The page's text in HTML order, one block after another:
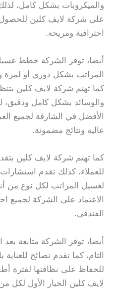
والميكروبات بشكل كامل،
على شركة لايف كلين
احترافية ومريحة.
أيضا، توفر الشركة خطط
المراتب بشكل دوري أو
كما تهتم شركة لايف كلين
والوسائد بشكل كامل ودقيق،
الأفضل في الشارقة لجميع
عالية ونتائج مضمونة.
كما تهتم شركة لايف كلين
للعملاء، كذلك تقدم
لغسيل المراتب لكل نوع من
الاعتماد على الشركة لجميع
الفندقي.
أيضا، توفر الشركة متابعة
التام، كما تقدم نصائح
للحفاظ على نظافتها لفترة
لايف كلين الخيار الأول